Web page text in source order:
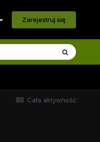
Zarejestruj się
Cała aktywność